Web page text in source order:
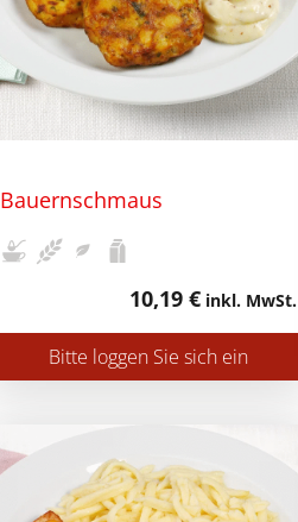
Bauernschmaus
10,19 € inkl. MwSt.
Bitte loggen Sie sich ein